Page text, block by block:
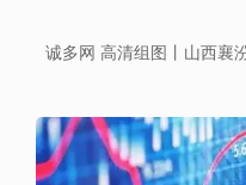
诚多网 高清组图丨山西襄